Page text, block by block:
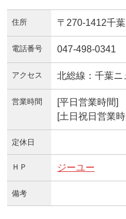
住所 〒270-1412千
電話番号 047-498-0341
アクセス 北総線：千葉ニ
営業時間
[平日営業時間]
[土日祝日営業
定休日
ＨＰ ジーユー
備考